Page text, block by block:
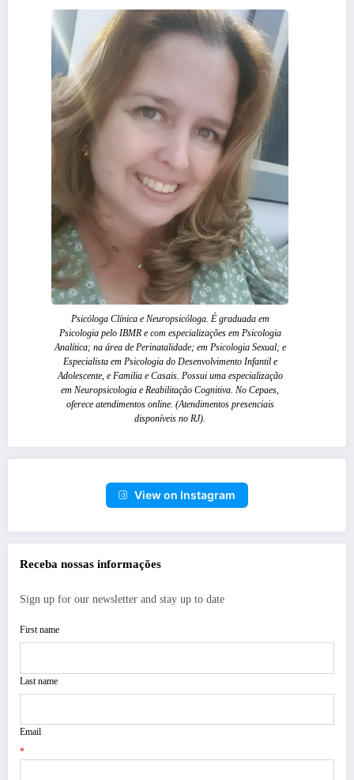
Psicóloga Clínica e Neuropsicóloga. É graduada em
Psicologia pelo IBMR e com especializações em Psicologia
Analítica; na área de Perinatalidade; em Psicologia Sexual; e
Especialista em Psicologia do Desenvolvimento Infantil e
Adolescente, e Familia e Casais. Possui uma especialização
em Neuropsicologia e Reabilitação Cognitiva. No Cepaes,
oferece atendimentos online. (Atendimentos presenciais
disponíveis no RJ).
View on Instagram
Receba nossas informações
Sign up for our newsletter and stay up to date
First name
Last name
Email
*